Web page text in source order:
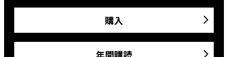
購入
年間購読